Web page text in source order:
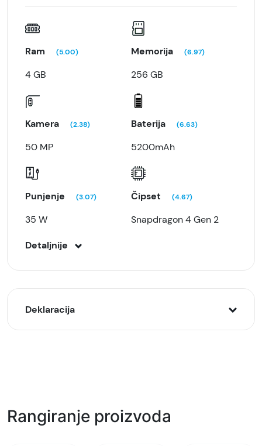
Ram (5.00)
4 GB
Memorija (6.97)
256 GB
Kamera (2.38)
50 MP
Baterija (6.63)
5200mAh
Punjenje (3.07)
35 W
Čipset (4.67)
Snapdragon 4 Gen 2
Detaljnije
Deklaracija
Rangiranje proizvoda